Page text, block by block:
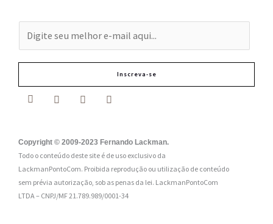
-
m
a
:
*
Inscreva-se
Copyright © 2009-2023 Fernando Lackman.
Todo o conteúdo deste site é de uso exclusivo da
LackmanPontoCom. Proibida reprodução ou utilização de conteúdo
sem prévia autorização, sob as penas da lei. LackmanPontoCom
LTDA – CNPJ/MF 21.789.989/0001-34